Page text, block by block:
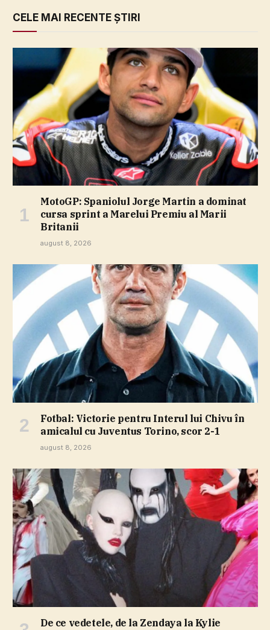
CELE MAI RECENTE ȘTIRI
MotoGP: Spaniolul Jorge Martin a dominat
cursa sprint a Marelui Premiu al Marii
Britanii
august 8, 2026
Fotbal: Victorie pentru Interul lui Chivu în
amicalul cu Juventus Torino, scor 2-1
august 8, 2026
De ce vedetele, de la Zendaya la Kylie